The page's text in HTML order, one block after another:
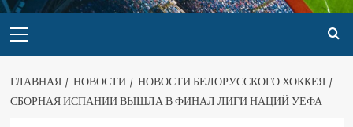
ГЛАВНАЯ НОВОСТИ
НОВОСТИ БЕЛОРУССКОГО ХОККЕЯ
СБОРНАЯ ИСПАНИИ ВЫШЛА В ФИНАЛ ЛИГИ НАЦИЙ УЕФА